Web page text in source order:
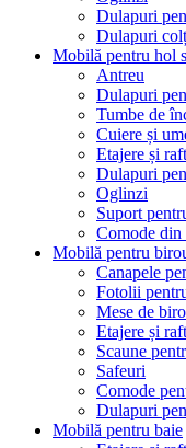
Dulapuri
Dulapuri
Mobilă pentru hol
Antreu
Dulapuri
Tumbe de
Cuiere și
Etajere și
Dulapuri
Oglinzi
Suport
Comode din
Mobilă pentru
Canapele
Fotolii
Mese de
Etajere și
Scaune
Safeuri
Comode
Dulapuri
Mobilă pentru baie